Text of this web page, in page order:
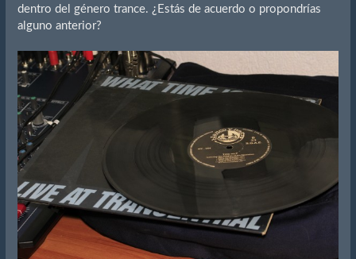
dentro del género trance. ¿Estás de acuerdo o propondrías
alguno anterior?